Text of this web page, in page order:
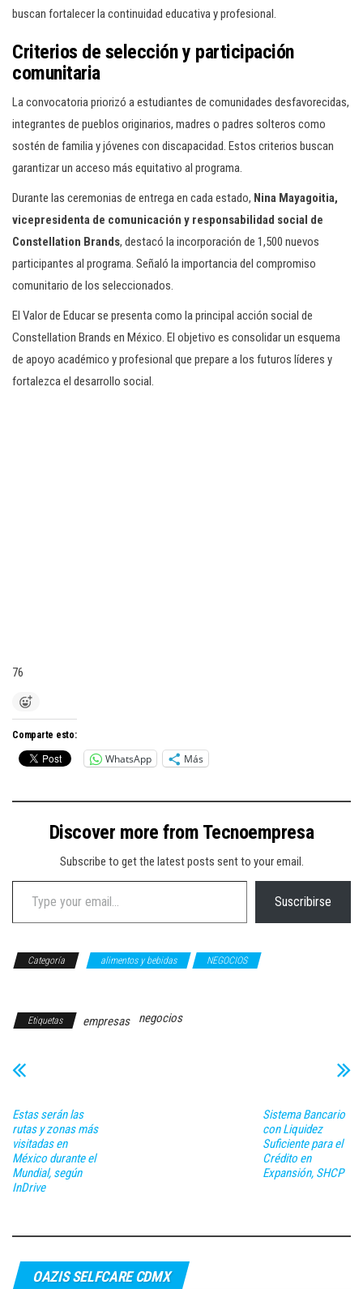
buscan fortalecer la continuidad educativa y profesional.
Criterios de selección y participación
comunitaria
La convocatoria priorizó a estudiantes de comunidades desfavorecidas,
integrantes de pueblos originarios, madres o padres solteros como
sostén de familia y jóvenes con discapacidad. Estos criterios buscan
garantizar un acceso más equitativo al programa.
Durante las ceremonias de entrega en cada estado, Nina Mayagoitia,
vicepresidenta de comunicación y responsabilidad social de
Constellation Brands, destacó la incorporación de 1,500 nuevos
participantes al programa. Señaló la importancia del compromiso
comunitario de los seleccionados.
El Valor de Educar se presenta como la principal acción social de
Constellation Brands en México. El objetivo es consolidar un esquema
de apoyo académico y profesional que prepare a los futuros líderes y
fortalezca el desarrollo social.
76
Comparte esto:
WhatsApp Más
Discover more from Tecnoempresa
Subscribe to get the latest posts sent to your email.
Type your email…
Suscribirse
Categoría alimentos y bebidas NEGOCIOS
Etiquetas empresas negocios
Estas serán las
rutas y zonas más
visitadas en
México durante el
Mundial, según
InDrive
Sistema Bancario
con Liquidez
Suficiente para el
Crédito en
Expansión, SHCP
OAZIS SELFCARE CDMX